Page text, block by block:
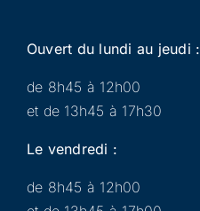
Ouvert du lundi au jeudi :
de 8h45 à 12h00
et de 13h45 à 17h30
Le vendredi :
de 8h45 à 12h00